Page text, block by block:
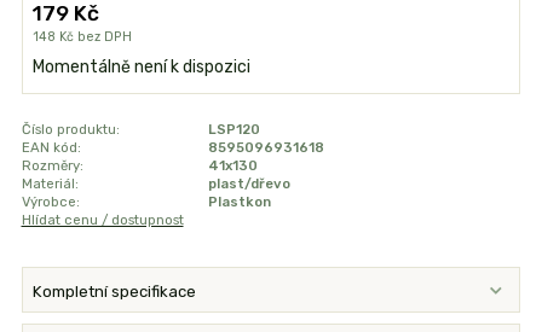
179 Kč
148 Kč bez DPH
Momentálně není k dispozici
Číslo produktu:
LSP120
EAN kód:
8595096931618
Rozměry:
41x130
Materiál:
plast/dřevo
Výrobce:
Plastkon
Hlídat cenu / dostupnost
Kompletní specifikace